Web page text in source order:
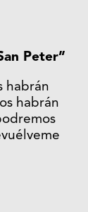
Peter”
habrán
habrán